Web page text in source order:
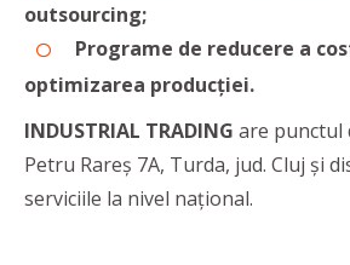
outsourcing;
Programe de reducere a
optimizarea producției.
INDUSTRIAL TRADING are punctul
Petru Rareș 7A, Turda, jud. Cluj și
serviciile la nivel național.